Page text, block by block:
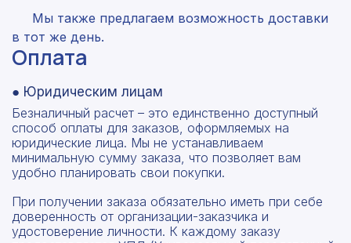
Мы также предлагаем возможность доставки
в тот же день.
Оплата
● Юридическим лицам
Безналичный расчет – это единственно доступный
способ оплаты для заказов, оформляемых на
юридические лица. Мы не устанавливаем
минимальную сумму заказа, что позволяет вам
удобно планировать свои покупки.
При получении заказа обязательно иметь при себе
доверенность от организации-заказчика и
удостоверение личности. К каждому заказу